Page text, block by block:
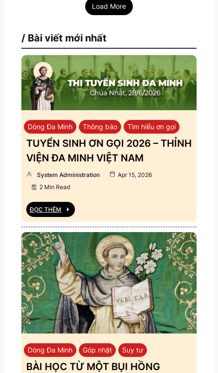
Load More
/ Bài viết mới nhất
Dòng Đa Minh Thông báo Tìm hiểu ơn gọi
TUYỂN SINH ƠN GỌI 2026 – THỈNH
VIỆN ĐA MINH VIỆT NAM
System Administration
Apr 15, 2026
2 Min Read
ĐỌC THÊM
Dòng Đa Minh Góp nhặt Suy tư
BÀI HỌC TỪ MỘT BỤI HỒNG